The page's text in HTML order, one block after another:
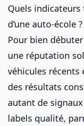
Quels indicateurs
d’une auto-école ?
Pour bien
une réputation
véhicules
des résultats
autant de
labels qualité,